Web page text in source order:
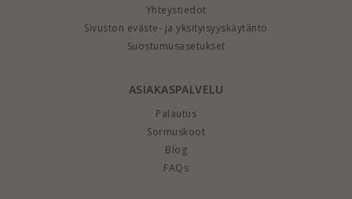
Yhteystiedot
Sivuston eväste- ja yksityisyyskäytäntö
Suostumusasetukset
ASIAKASPALVELU
Palautus
Sormuskoot
Blog
FAQs